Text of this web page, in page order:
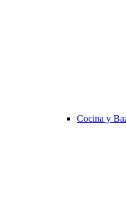
Cocina y